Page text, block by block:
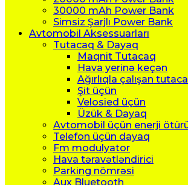
30000 mAh Power Bank
Simsiz Şarjlı Power Bank
Avtomobil Aksessuarları
Tutacaq & Dayaq
Maqnit Tutacaq
Hava yerinə keçən
Ağırlıqla çalışan
Şit üçün
Velosied üçün
Üzük & Dayaq
Avtomobil üçün enerji
Telefon üçün dayaq
Fm modulyator
Hava təravətləndirici
Parking nömrəsi
Aux Bluetooth